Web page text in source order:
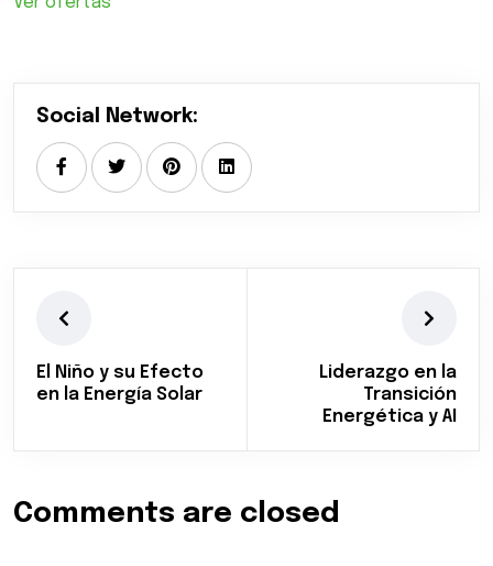
Social Network:
El Niño y su Efecto
en la Energía Solar
Liderazgo en la
Transición
Energética y AI
Comments are closed